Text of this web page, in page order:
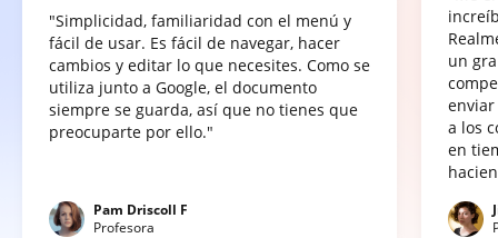
"Simplicidad, familiaridad con el menú y
fácil de usar. Es fácil de navegar, hacer
cambios y editar lo que necesites. Como se
utiliza junto a Google, el documento
siempre se guarda, así que no tienes que
preocuparte por ello."
Pam Driscoll F
Profesora
un
a los
en